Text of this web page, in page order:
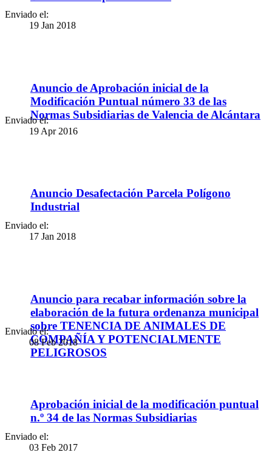
Enviado el:
19 Jan 2018
Anuncio de Aprobación inicial de la
Modificación Puntual número 33 de las
Normas Subsidiarias de Valencia de Alcántara
Enviado el:
19 Apr 2016
Anuncio Desafectación Parcela Polígono
Industrial
Enviado el:
17 Jan 2018
Anuncio para recabar información sobre la
elaboración de la futura ordenanza municipal
sobre TENENCIA DE ANIMALES DE
COMPAÑÍA Y POTENCIALMENTE
PELIGROSOS
Enviado el:
08 Feb 2018
Aprobación inicial de la modificación puntual
n.º 34 de las Normas Subsidiarias
Enviado el:
03 Feb 2017